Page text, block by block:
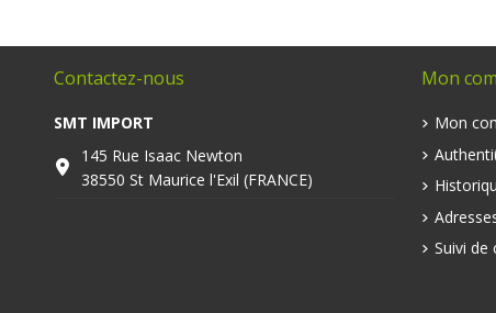
Contactez-nous
SMT IMPORT
145 Rue Isaac Newton
38550 St Maurice l'Exil (FRANCE)
Mon
Mon
Suivi de